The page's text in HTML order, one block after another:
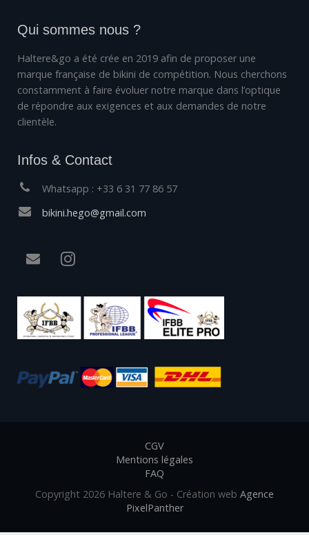
Qui sommes nous ?
Haltere&go a été crée en 2019 afin de proposer une
marque française de bikini de compétition. Nous cherchons
constamment à faire évoluer notre marque dans l’optique
de répondre aux exigences et aux demandes de notre
clientèle.
Infos & Contact
Whatsapp : +33 6 31 77 86 57
bikini.hego@gmail.com
CGV
Mentions légales
FAQ
Copyright 2026 Haltere & Go - Création web Agence
PixelPanther